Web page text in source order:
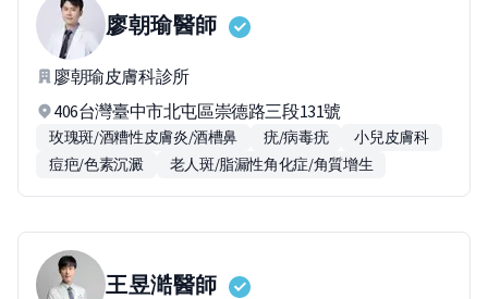
廖朝瑜醫師
廖朝瑜皮膚科診所
406台灣臺中市北屯區崇德路三段131號
玫瑰斑/酒糟性皮膚炎/酒槽鼻 疣/病毒疣
小兒皮膚科
痘疤/色素沉澱
老人斑/脂漏性角化症/角質增生
王昱澔醫師